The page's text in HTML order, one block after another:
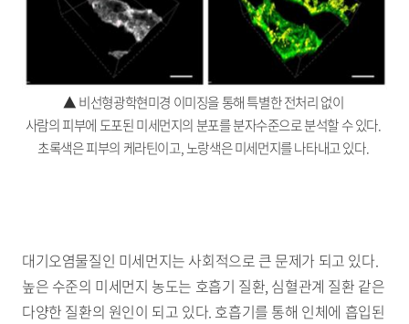
▲ 비선형광학현미경 이미징을 통해 특별한 전처리 없이
사람의 피부에 도포된 미세먼지의 분포를 분자수준으로 분석할 수 있다.
초록색은 피부의 케라틴이고, 노랑색은 미세먼지를 나타내고 있다.
대기오염물질인 미세먼지는 사회적으로 큰 문제가 되고 있다.
높은 수준의 미세먼지 농도는 호흡기 질환, 심혈관계 질환 같은
다양한 질환의 원인이 되고 있다. 호흡기를 통해 인체에 흡입된